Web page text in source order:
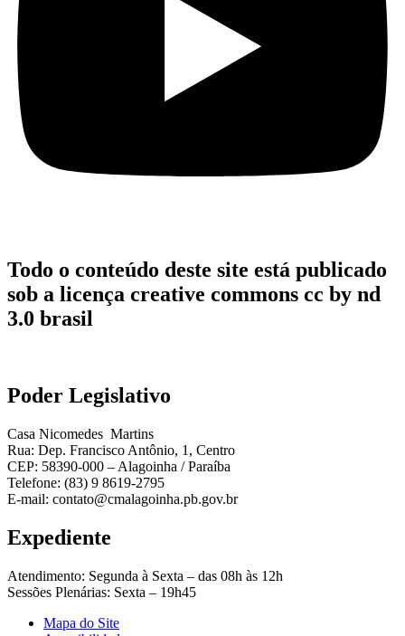
Todo o conteúdo deste site está publicado
sob a licença creative commons cc by nd
3.0 brasil
Poder Legislativo
Casa Nicomedes Martins
Rua: Dep. Francisco Antônio, 1, Centro
CEP: 58390-000 – Alagoinha / Paraíba
Telefone: (83) 9 8619-2795
E-mail: contato@cmalagoinha.pb.gov.br
Expediente
Atendimento: Segunda à Sexta – das 08h às 12h
Sessões Plenárias: Sexta – 19h45
Mapa do Site